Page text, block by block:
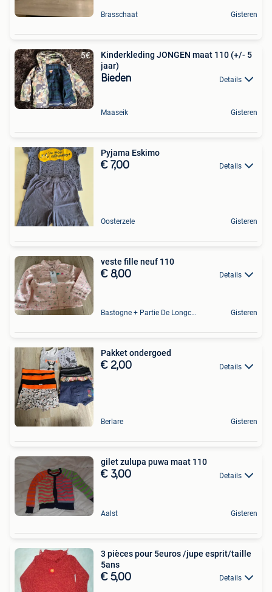
Brasschaat Gisteren
Kinderkleding JONGEN maat 110 (+/- 5
jaar)
Bieden Details
Maaseik Gisteren
Pyjama Eskimo
€ 7,00 Details
Oosterzele Gisteren
veste fille neuf 110
€ 8,00 Details
Bastogne + Partie De Longchamps Et Sibret Gisteren
Pakket ondergoed
€ 2,00 Details
Berlare Gisteren
gilet zulupa puwa maat 110
€ 3,00 Details
Aalst Gisteren
3 pièces pour 5euros /jupe esprit/taille
5ans
€ 5,00 Details